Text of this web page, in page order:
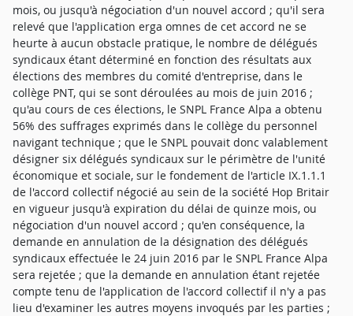
mois, ou jusqu'à négociation d'un nouvel accord ; qu'il sera
relevé que l'application erga omnes de cet accord ne se
heurte à aucun obstacle pratique, le nombre de délégués
syndicaux étant déterminé en fonction des résultats aux
élections des membres du comité d'entreprise, dans le
collège PNT, qui se sont déroulées au mois de juin 2016 ;
qu'au cours de ces élections, le SNPL France Alpa a obtenu
56% des suffrages exprimés dans le collège du personnel
navigant technique ; que le SNPL pouvait donc valablement
désigner six délégués syndicaux sur le périmètre de l'unité
économique et sociale, sur le fondement de l'article IX.1.1.1
de l'accord collectif négocié au sein de la société Hop Britair
en vigueur jusqu'à expiration du délai de quinze mois, ou
négociation d'un nouvel accord ; qu'en conséquence, la
demande en annulation de la désignation des délégués
syndicaux effectuée le 24 juin 2016 par le SNPL France Alpa
sera rejetée ; que la demande en annulation étant rejetée
compte tenu de l'application de l'accord collectif il n'y a pas
lieu d'examiner les autres moyens invoqués par les parties ;